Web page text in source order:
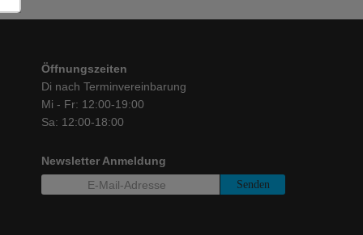
Öffnungszeiten
Di nach Terminvereinbarung
Mi - Fr: 12:00-19:00
Sa: 12:00-18:00
Newsletter Anmeldung